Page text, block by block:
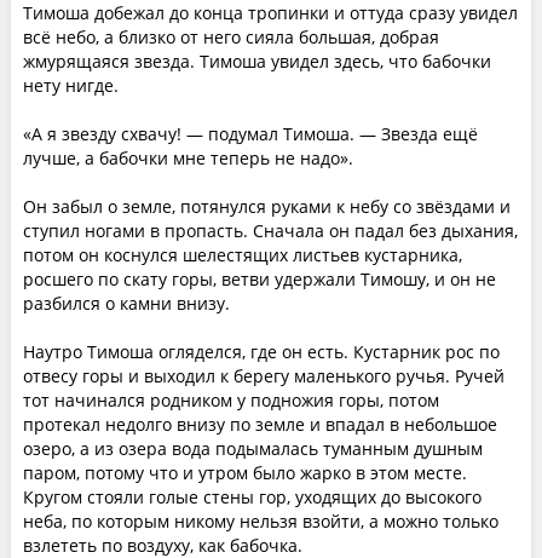
Тимоша добежал до конца тропинки и оттуда сразу увидел
всё небо, а близко от него сияла большая, добрая
жмурящаяся звезда. Тимоша увидел здесь, что бабочки
нету нигде.
«А я звезду схвачу! — подумал Тимоша. — Звезда ещё
лучше, а бабочки мне теперь не надо».
Он забыл о земле, потянулся руками к небу со звёздами и
ступил ногами в пропасть. Сначала он падал без дыхания,
потом он коснулся шелестящих листьев кустарника,
росшего по скату горы, ветви удержали Тимошу, и он не
разбился о камни внизу.
Наутро Тимоша огляделся, где он есть. Кустарник рос по
отвесу горы и выходил к берегу маленького ручья. Ручей
тот начинался родником у подножия горы, потом
протекал недолго внизу по земле и впадал в небольшое
озеро, а из озера вода подымалась туманным душным
паром, потому что и утром было жарко в этом месте.
Кругом стояли голые стены гор, уходящих до высокого
неба, по которым никому нельзя взойти, а можно только
взлететь по воздуху, как бабочка.